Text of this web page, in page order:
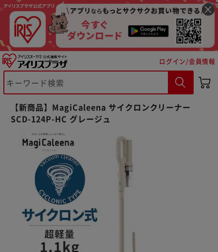
ログイン/会員情報
【新商品】MagiCaleena サイクロンクリーナー
SCD-124P-HC グレージュ